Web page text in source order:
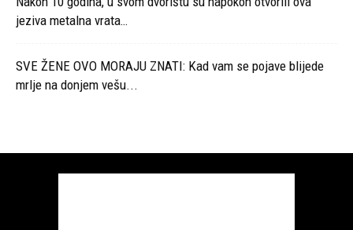
jeziva metalna vrata…
SVE ŽENE OVO MORAJU ZNATI: Kad vam se pojave blijede
mrlje na donjem vešu...